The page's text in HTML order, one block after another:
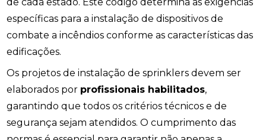
específicas para a instalação de dispositivos de
combate a incêndios conforme as características das
edificações.
Os projetos de instalação de sprinklers devem ser
elaborados por profissionais habilitados,
garantindo que todos os critérios técnicos e de
segurança sejam atendidos. O cumprimento das